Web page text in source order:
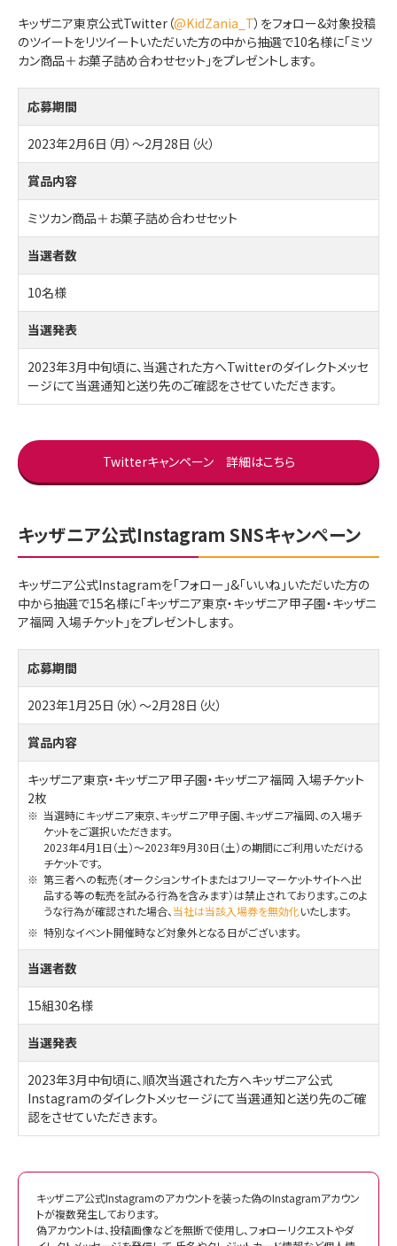
キッザニア東京公式Twitter（@KidZania_T）をフォロー&対象投稿
のツイートをリツイートいただいた方の中から抽選で10名様に「ミツ
カン商品＋お菓子詰め合わせセット」をプレゼントします。
応募期間
2023年2月6日（月）～2月28日（火）
賞品内容
ミツカン商品＋お菓子詰め合わせセット
当選者数
10名様
当選発表
2023年3月中旬頃に、当選された方へTwitterのダイレクトメッセ
ージにて当選通知と送り先のご確認をさせていただきます。
Twitterキャンペーン 詳細はこちら
キッザニア公式Instagram SNSキャンペーン
キッザニア公式Instagramを「フォロー」&「いいね」いただいた方の
中から抽選で15名様に「キッザニア東京・キッザニア甲子園・キッザニ
ア福岡 入場チケット」をプレゼントします。
応募期間
2023年1月25日（水）～2月28日（火）
賞品内容
キッザニア東京・キッザニア甲子園・キッザニア福岡 入場チケット
2枚
※ 当選時にキッザニア東京、キッザニア甲子園、キッザニア福岡、の入場チ
ケットをご選択いただきます。
2023年4月1日（土）～2023年9月30日（土）の期間にご利用いただける
チケットです。
※ 第三者への転売（オークションサイトまたはフリーマーケットサイトへ出
品する等の転売を試みる行為を含みます）は禁止されております。このよ
うな行為が確認された場合、 当社は当該入場券を無効化いたします。
※ 特別なイベント開催時など対象外となる日がございます。
当選者数
15組30名様
当選発表
2023年3月中旬頃に、順次当選された方へキッザニア公式
Instagramのダイレクトメッセージにて当選通知と送り先のご確
認をさせていただきます。
キッザニア公式Instagramのアカウントを装った偽のInstagramアカウン
トが複数発生しております。
偽アカウントは、投稿画像などを無断で使用し、フォローリクエストやダ